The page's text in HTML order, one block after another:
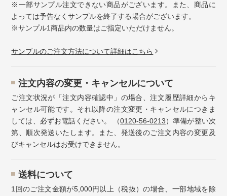
※一部サンプル注文できない商品がございます。また、商品に
よっては予告なくサンプルを終了する場合がございます。
※サンプル1商品内の数量はご指定いただけません。
サンプルのご注文方法について詳細はこちら
注⽂内容の変更・キャンセルについて
ご注文状況が「注文内容確認中」の場合、注文履歴詳細からキ
ャンセル可能です。それ以降の注文変更・キャンセルにつきま
しては、必ずお電話ください。 （0120-56-0213）準備が整い次
第、順次発送いたします。また、発送後のご注文内容の変更及
びキャンセルはお受けできません。
送料について
1回のご注文金額が5,000円以上（税抜）の場合、一部地域を除